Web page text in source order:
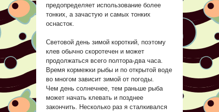
предопределяет использование более
тонких, а зачастую и самых тонких
оснасток.
Световой день зимой короткий, поэтому
клев обычно скоротечен и может
продолжаться всего полтора-два часа.
Время кормежки рыбы и по открытой воде
во многом зависит зимой от погоды.
Чем день солнечнее, тем раньше рыба
может начать клевать и позднее
закончить. Несколько раз я сталкивался